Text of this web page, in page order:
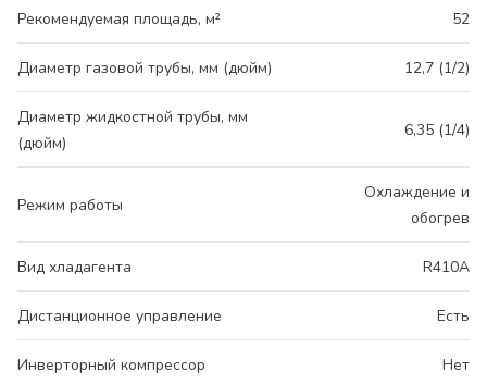
Рекомендуемая площадь, м² 52
Диаметр газовой трубы, мм (дюйм) 12,7 (1/2)
Диаметр жидкостной трубы, мм
(дюйм)
6,35 (1/4)
Режим работы
Охлаждение и
обогрев
Вид хладагента R410A
Дистанционное управление Есть
Инверторный компрессор Нет